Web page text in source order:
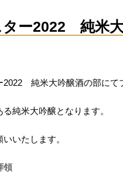
ター2022 純米
2022 純米大吟醸酒の部にて
純米大吟醸となります。
いたします。
領